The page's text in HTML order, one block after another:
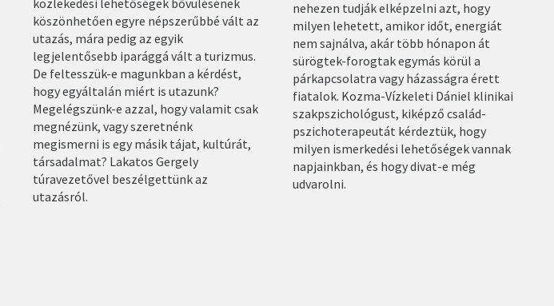
köszönhetően egyre népszerűbbé vált az
utazás, mára pedig az egyik
legjelentősebb iparággá vált a turizmus.
De feltesszük-e magunkban a kérdést,
hogy egyáltalán miért is utazunk?
Megelégszünk-e azzal, hogy valamit csak
megnézünk, vagy szeretnénk
megismerni is egy másik tájat, kultúrát,
társadalmat? Lakatos Gergely
túravezetővel beszélgettünk az
utazásról.
nehezen tudják elképzelni azt, hogy
milyen lehetett, amikor időt, energiát
nem sajnálva, akár több hónapon át
sürögtek-forogtak egymás körül a
párkapcsolatra vagy házasságra érett
fiatalok. Kozma-Vízkeleti Dániel klinikai
szakpszichológust, kiképző család-
pszichoterapeutát kérdeztük, hogy
milyen ismerkedési lehetőségek vannak
napjainkban, és hogy divat-e még
udvarolni.